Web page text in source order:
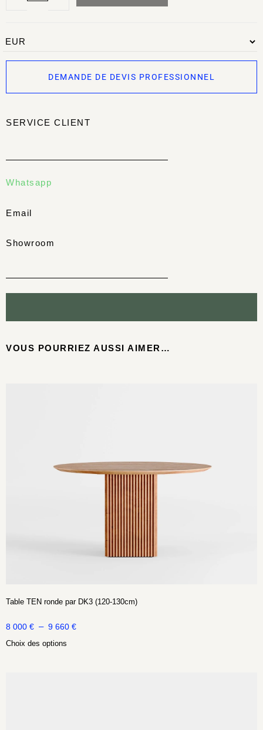
DEMANDE DE DEVIS PROFESSIONNEL
SERVICE CLIENT
Whatsapp
Email
Showroom
VOUS POURRIEZ AUSSI AIMER…
Table TEN ronde par DK3 (120-130cm)
8 000 € – 9 660 €
Choix des options